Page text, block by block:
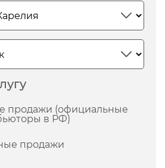
продажи (официальные
в РФ)
продажи